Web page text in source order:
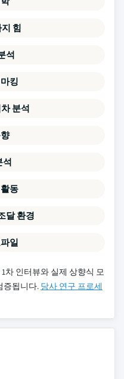
힘
석
킹
분석
석
동
달 환경
일
차 인터뷰와 실제 상향식 모
증됩니다. 당사 연구 프로세